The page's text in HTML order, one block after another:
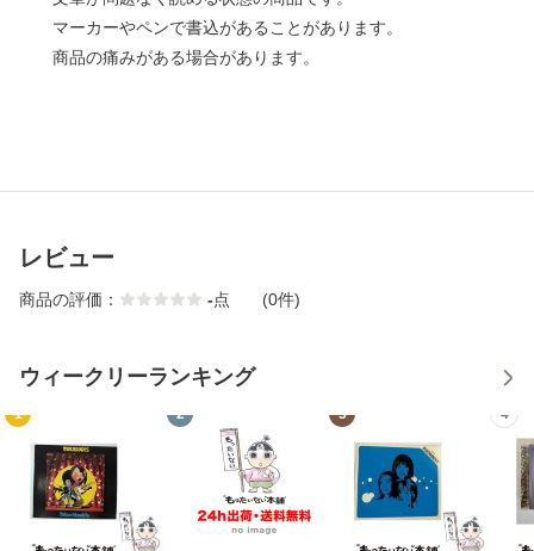
マーカーやペンで書込があることがあります。
商品の痛みがある場合があります。
レビュー
商品の評価： -点 (0件)
ウィークリーランキング
1 2 3 4